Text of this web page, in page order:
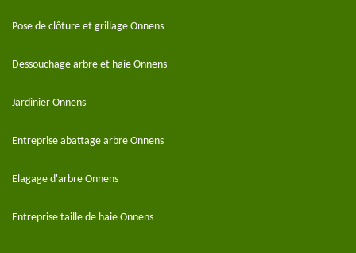
Pose de clôture et grillage Onnens
Dessouchage arbre et haie Onnens
Jardinier Onnens
Entreprise abattage arbre Onnens
Elagage d'arbre Onnens
Entreprise taille de haie Onnens